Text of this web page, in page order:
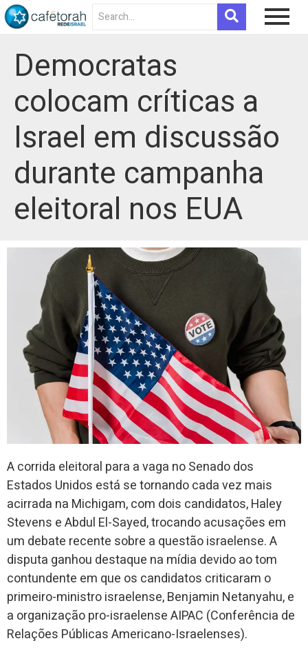
Democratas
colocam críticas a
Israel em discussão
durante campanha
eleitoral nos EUA
A corrida eleitoral para a vaga no Senado dos
Estados Unidos está se tornando cada vez mais
acirrada na Michigam, com dois candidatos, Haley
Stevens e Abdul El-Sayed, trocando acusações em
um debate recente sobre a questão israelense. A
disputa ganhou destaque na mídia devido ao tom
contundente em que os candidatos criticaram o
primeiro-ministro israelense, Benjamin Netanyahu, e
a organização pro-israelense AIPAC (Conferência de
Relações Públicas Americano-Israelenses).